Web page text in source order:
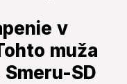
v
muža
SD
v
muža
SD